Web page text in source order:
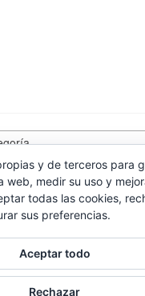
y de terceros para
web, medir su uso y
todas las cookies,
sus preferencias.
Aceptar todo
Rechazar